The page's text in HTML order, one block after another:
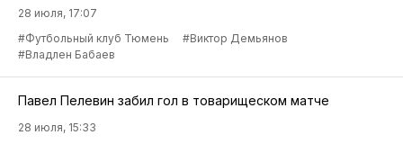
28 июля, 17:07
#Футбольный клуб Тюмень
#Виктор Демьянов
#Владлен Бабаев
Павел Пелевин забил гол в товарищеском матче
28 июля, 15:33